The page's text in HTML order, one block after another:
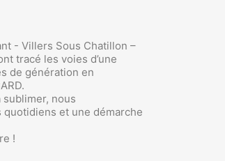
- Villers Sous Chatillon –
tracé les voies d’une
de génération en
sublimer, nous
quotidiens et une démarche
!